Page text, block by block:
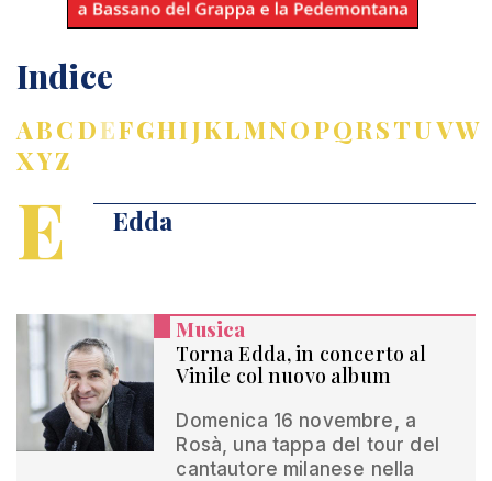
Indice
ABCDEFGHIJKLMNOPQRSTUVW
XYZ
E Edda
Musica
Torna Edda, in concerto al
Vinile col nuovo album
Domenica 16 novembre, a
Rosà, una tappa del tour del
cantautore milanese nella